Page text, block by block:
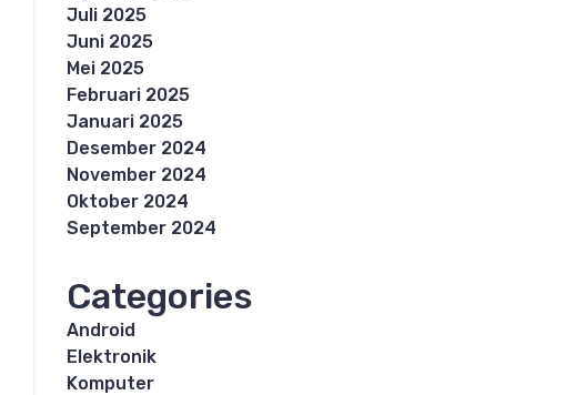
Juli 2025
Juni 2025
Mei 2025
Februari 2025
Januari 2025
Desember 2024
November 2024
Oktober 2024
September 2024
Categories
Android
Elektronik
Komputer